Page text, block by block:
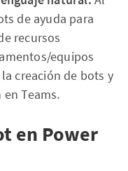
de ayuda para
recursos
equipos
creación de bots y
Teams.
en Power